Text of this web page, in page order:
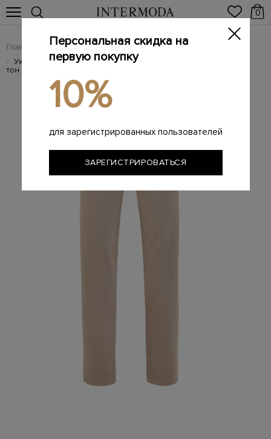
0
Главная Женщинам / Женская одежда / Женские джинсы
/ Укороченные джинсы из хлопкового денима с нашивкой в
тон
Персональная скидка на
первую покупку
10%
для зарегистрированных пользователей
ЗАРЕГИСТРИРОВАТЬСЯ